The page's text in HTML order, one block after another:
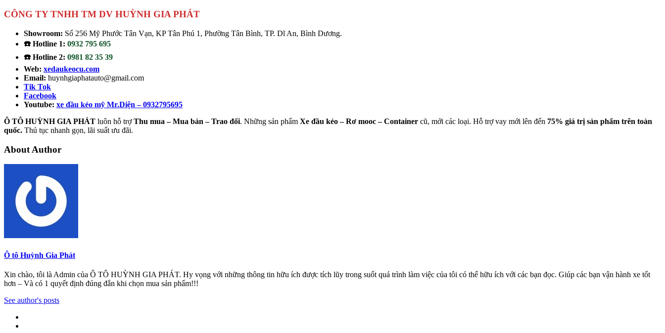
CÔNG TY TNHH TM DV HUỲNH GIA PHÁT
Showroom: Số 256 Mỹ Phước Tân Vạn, KP Tân Phú 1, Phường Tân Bình, TP. Dĩ An, Bình Dương.
☎️ Hotline 1: 0932 795 695
☎️ Hotline 2: 0981 82 35 39
Web: xedaukeocu.com
Email: huynhgiaphatauto@gmail.com
Tik Tok
Facebook
Youtube: xe đầu kéo mỹ Mr.Diện – 0932795695
Ô TÔ HUỲNH GIA PHÁT luôn hỗ trợThu mua – Mua bán – Trao đổi. Những sản phẩm Xe đầu kéo – Rơ mooc – Container cũ, mới các loại. Hỗ trợ vay mới lên đến 75% giá trị sản phẩm trên toàn
quốc. Thủ tục nhanh gọn, lãi suất ưu đãi.
About Author
Ô tô Huỳnh Gia Phát
Xin chào, tôi là Admin của Ô TÔ HUỲNH GIA PHÁT. Hy vọng với những thông tin hữu ích được tích lũy trong suốt quá trình làm việc của tôi có thể hữu ích với các bạn đọc. Giúp các bạn vận hành xe tốt
hơn – Và có 1 quyết định đúng đắn khi chọn mua sản phẩm!!!
See author's posts